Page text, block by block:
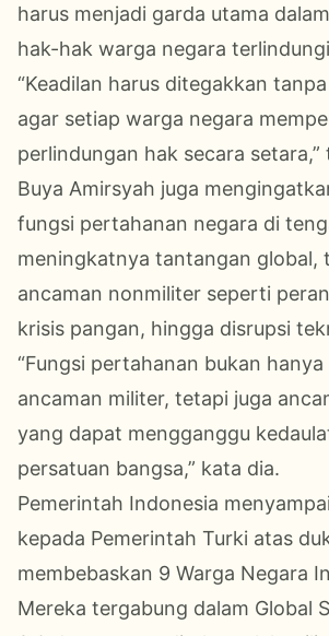
harus menjadi garda utama
hak-hak warga negara
“Keadilan harus ditegakkan
agar setiap warga negara
perlindungan hak secara setara,”
Buya Amirsyah juga
fungsi pertahanan negara di
meningkatnya tantangan global,
ancaman nonmiliter seperti
krisis pangan, hingga disrupsi
“Fungsi pertahanan bukan
ancaman militer, tetapi juga
yang dapat mengganggu
persatuan bangsa,” kata dia.
Pemerintah Indonesia
kepada Pemerintah Turki atas
membebaskan 9 Warga Negara
Mereka tergabung dalam Global